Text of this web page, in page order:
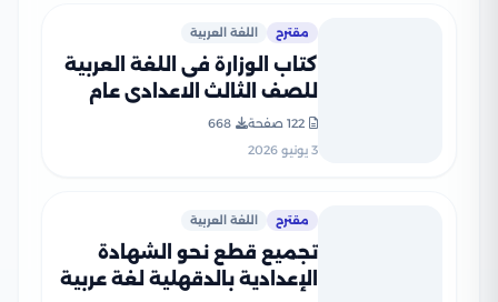
مقترح اللغة العربية
كتاب الوزارة فى اللغة العربية
للصف الثالث الاعدادى عام
2026 PDF
122 صفحة
668
3 يونيو 2026
مقترح اللغة العربية
تجميع قطع نحو الشهادة
الإعدادية بالدقهلية لغة عربية